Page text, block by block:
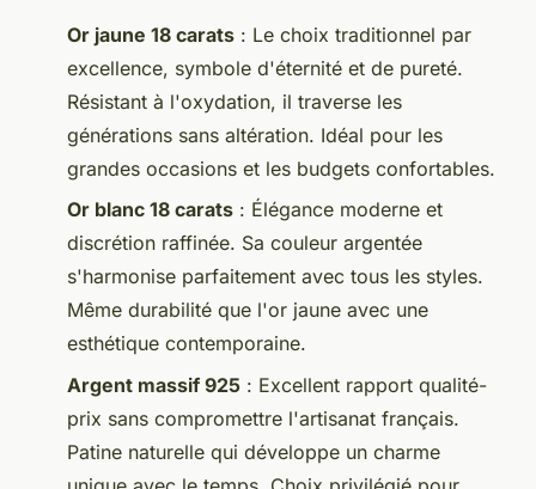
Or jaune 18 carats : Le choix traditionnel par
excellence, symbole d'éternité et de pureté.
Résistant à l'oxydation, il traverse les
générations sans altération. Idéal pour les
grandes occasions et les budgets confortables.
Or blanc 18 carats : Élégance moderne et
discrétion raffinée. Sa couleur argentée
s'harmonise parfaitement avec tous les styles.
Même durabilité que l'or jaune avec une
esthétique contemporaine.
Argent massif 925 : Excellent rapport qualité-
prix sans compromettre l'artisanat français.
Patine naturelle qui développe un charme